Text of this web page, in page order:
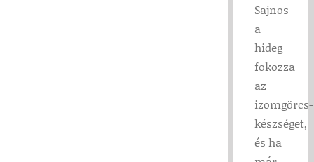
Sajnos
a
hideg
fokozza
az
izomgörcs-
készséget,
és ha